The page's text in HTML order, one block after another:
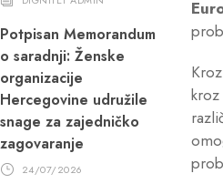
Potpisan Memorandum
o saradnji: Ženske
organizacije
Hercegovine udružile
snage za zajedničko
zagovaranje
24/07/2026